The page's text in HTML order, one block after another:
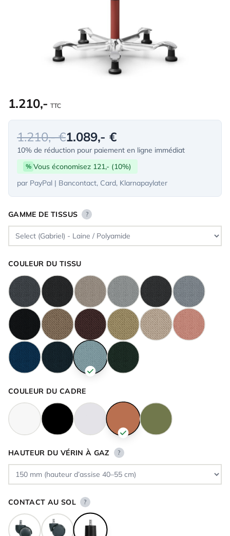
1.210,- TTC
1.210,- €1.089,- €
10% de réduction pour paiement en ligne immédiat
% Vous économisez 121,- (10%)
par PayPal | Bancontact, Card, Klarnapaylater
GAMME DE TISSUS ?
COULEUR DU TISSU
COULEUR DU CADRE
HAUTEUR DU VÉRIN À GAZ ?
CONTACT AU SOL ?